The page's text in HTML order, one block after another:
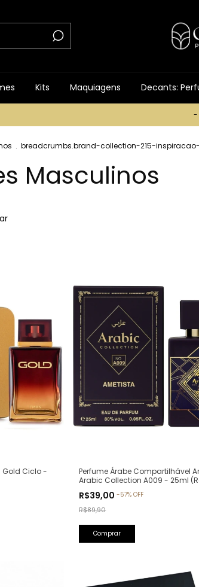
Kits Maquiagens Decants:
-
. breadcrumbs.brand-collection-215-
Masculinos
Gold Ciclo -
Perfume Árabe Compartilhável
Arabic Collection A009 - 25ml
Lattafa)
R$39,00-57%OFF
R$89,90